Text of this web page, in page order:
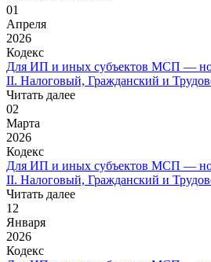
01
Апреля
2026
Кодекс
Для ИП и иных субъектов МСП —
II. Налоговый, Гражданский и
Читать далее
02
Марта
2026
Кодекс
Для ИП и иных субъектов МСП —
II. Налоговый, Гражданский и
Читать далее
12
Января
2026
Кодекс